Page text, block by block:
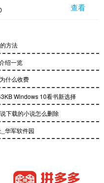
查看
方法
绍一览
什么收费
Windows 10看书新选择
下载的小说怎么删除
华军软件园